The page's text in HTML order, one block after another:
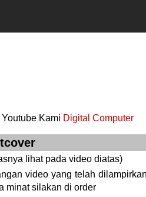
Kami Digital Computer
lihat pada video diatas)
video yang telah
minat silakan di order